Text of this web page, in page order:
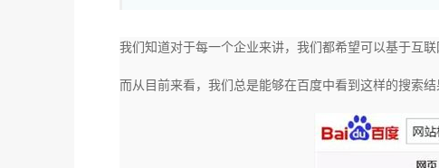
我们知道对于每一个企业来讲，我们都希望可以基于互
而从目前来看，我们总是能够在百度中看到这样的搜索结